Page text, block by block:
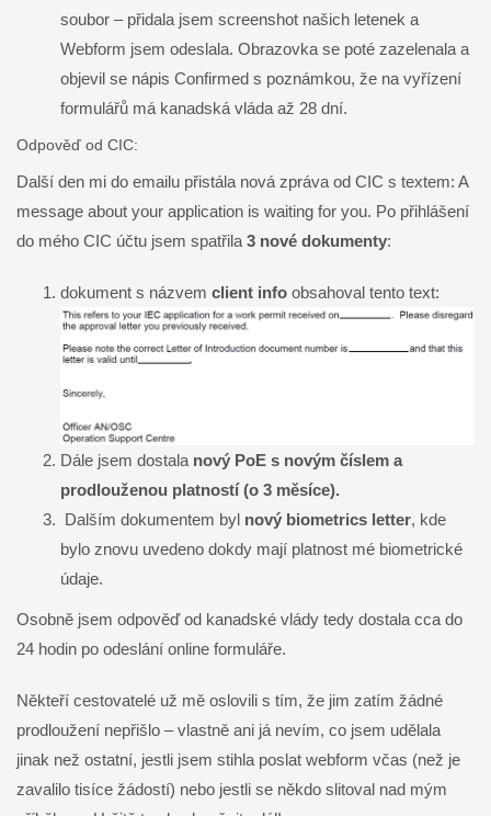
soubor – přidala jsem screenshot našich letenek a
Webform jsem odeslala. Obrazovka se poté zazelenala a
objevil se nápis Confirmed s poznámkou, že na vyřízení
formulářů má kanadská vláda až 28 dní.
Odpověď od CIC:
Další den mi do emailu přistála nová zpráva od CIC s textem: A
message about your application is waiting for you. Po přihlášení
do mého CIC účtu jsem spatřila 3 nové dokumenty:
dokument s názvem client info obsahoval tento text:
Dále jsem dostala nový PoE s novým číslem a
prodlouženou platností (o 3 měsíce).
Dalším dokumentem byl nový biometrics letter, kde
bylo znovu uvedeno dokdy mají platnost mé biometrické
údaje.
Osobně jsem odpověď od kanadské vlády tedy dostala cca do
24 hodin po odeslání online formuláře.
Někteří cestovatelé už mě oslovili s tím, že jim zatím žádné
prodloužení nepřišlo – vlastně ani já nevím, co jsem udělala
jinak než ostatní, jestli jsem stihla poslat webform včas (než je
zavalilo tisíce žádostí) nebo jestli se někdo slitoval nad mým